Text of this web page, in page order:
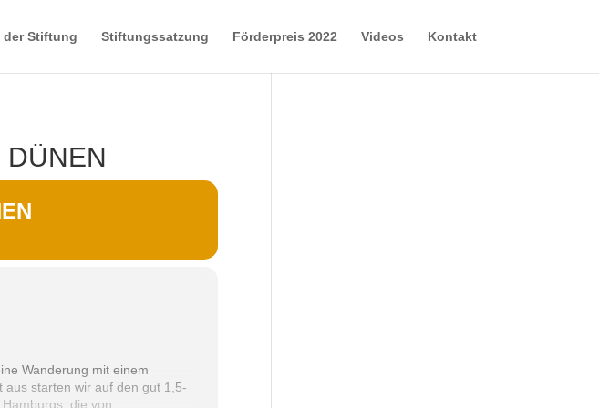
der Stiftung Stiftungssatzung Förderpreis 2022 Videos Kontakt
DÜNEN
Wanderung mit einem
aus starten wir auf den gut 1,5-
die von